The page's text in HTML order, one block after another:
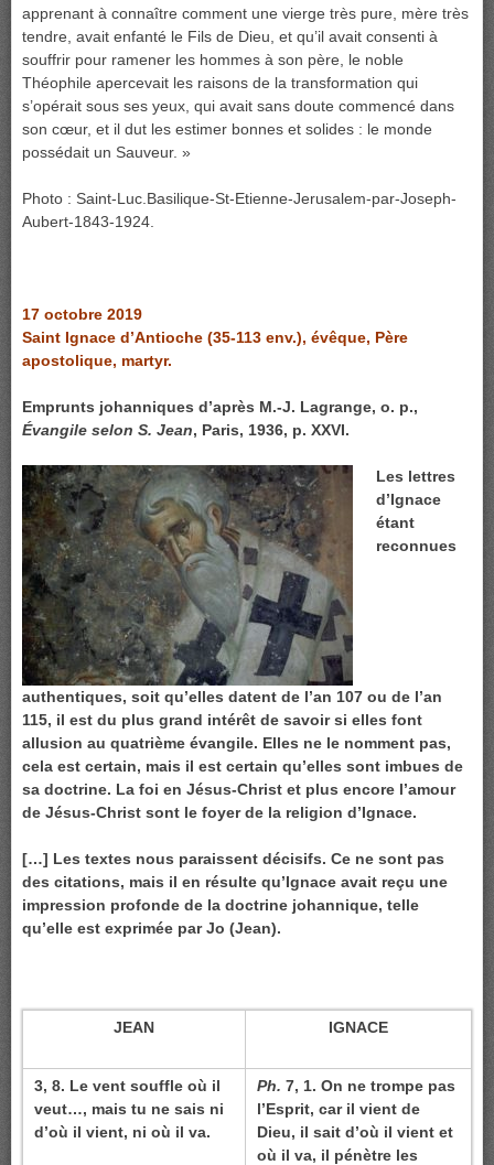
apprenant à connaître comment une vierge très pure, mère très
tendre, avait enfanté le Fils de Dieu, et qu’il avait consenti à
souffrir pour ramener les hommes à son père, le noble
Théophile apercevait les raisons de la transformation qui
s’opérait sous ses yeux, qui avait sans doute commencé dans
son cœur, et il dut les estimer bonnes et solides : le monde
possédait un Sauveur. »
Photo : Saint-Luc.Basilique-St-Etienne-Jerusalem-par-Joseph-
Aubert-1843-1924.
17 octobre 2019
Saint Ignace d’Antioche (35-113 env.), évêque, Père
apostolique, martyr.
Emprunts johanniques d’après M.-J. Lagrange, o. p.,
Évangile selon S. Jean, Paris, 1936, p. XXVI.
Les lettres
d’Ignace
étant
reconnues
authentiques, soit qu’elles datent de l’an 107 ou de l’an
115, il est du plus grand intérêt de savoir si elles font
allusion au quatrième évangile. Elles ne le nomment pas,
cela est certain, mais il est certain qu’elles sont imbues de
sa doctrine. La foi en Jésus-Christ et plus encore l’amour
de Jésus-Christ sont le foyer de la religion d’Ignace.
[…] Les textes nous paraissent décisifs. Ce ne sont pas
des citations, mais il en résulte qu’Ignace avait reçu une
impression profonde de la doctrine johannique, telle
qu’elle est exprimée par Jo (Jean).
JEAN IGNACE
3, 8. Le vent souffle où il
veut…, mais tu ne sais ni
d’où il vient, ni où il va.
Ph. 7, 1. On ne trompe pas
l’Esprit, car il vient de
Dieu, il sait d’où il vient et
où il va, il pénètre les